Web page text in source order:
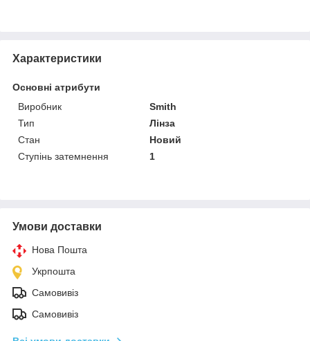
Характеристики
Основні атрибути
Виробник
Smith
Тип
Лінза
Стан
Новий
Ступінь затемнення
1
Умови доставки
Нова Пошта
Укрпошта
Самовивіз
Самовивіз